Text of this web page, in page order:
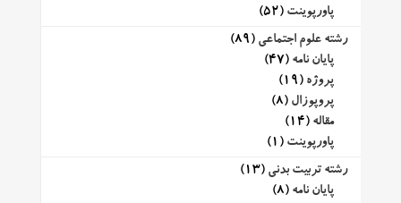
پاورپوینت (52)
رشته علوم اجتماعی (89)
پایان نامه (47)
پروژه (19)
پروپوزال (8)
مقاله (14)
پاورپوینت (1)
رشته تربیت بدنی (13)
پایان نامه (8)